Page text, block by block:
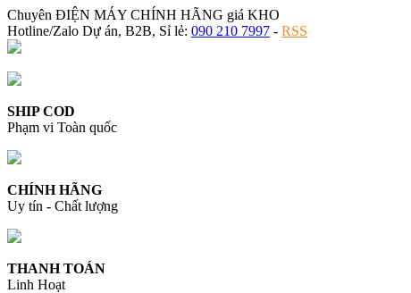
Chuyên ĐIỆN MÁY CHÍNH HÃNG giá KHO
Hotline/Zalo Dự án, B2B, Sỉ lẻ: 090 210 7997 - RSS
SHIP COD
Phạm vi Toàn quốc
CHÍNH HÃNG
Uy tín - Chất lượng
THANH TOÁN
Linh Hoạt